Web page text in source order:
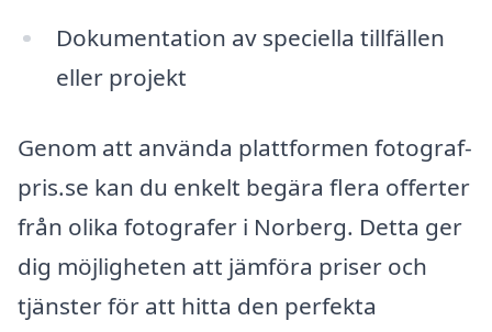
Dokumentation av speciella tillfällen
eller projekt
Genom att använda plattformen fotograf-
pris.se kan du enkelt begära flera offerter
från olika fotografer i Norberg. Detta ger
dig möjligheten att jämföra priser och
tjänster för att hitta den perfekta